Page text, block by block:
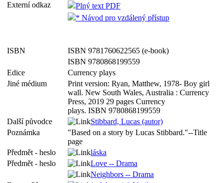
Externí odkaz
Plný text PDF
* Návod pro vzdálený přístup
ISBN
ISBN 9781760622565 (e-book)
ISBN 9780868199559
Edice
Currency plays
Jiné médium
Print version: Ryan, Matthew, 1978- Boy girl
wall. New South Wales, Australia : Currency
Press, 2019 29 pages Currency
plays. ISBN 9780868199559
Další původce
Stibbard, Lucas (autor)
Poznámka
"Based on a story by Lucas Stibbard."--Title
page
Předmět - heslo
láska
Předmět - heslo
Love -- Drama
Neighbors -- Drama